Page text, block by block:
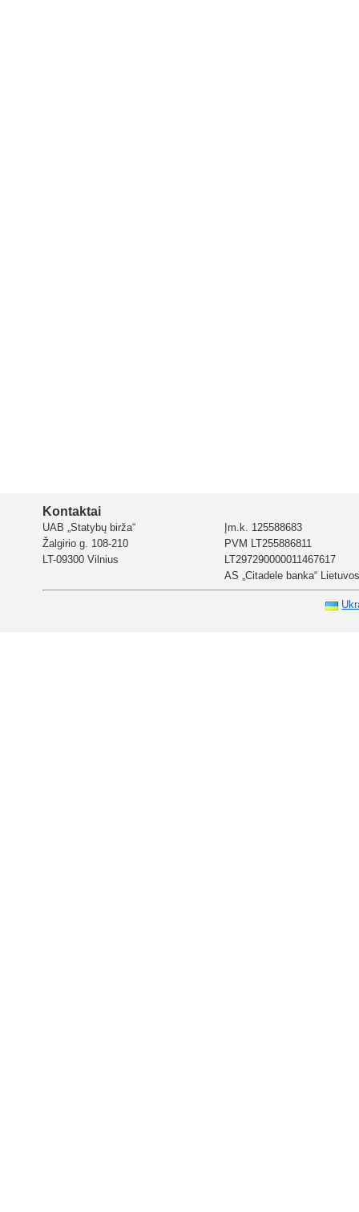
Kontaktai
UAB „Statybų birža“
Žalgirio g. 108-210
LT-09300 Vilnius
Įm.k. 125588683
PVM LT255886811
LT297290000011467617
AS „Citadele banka“